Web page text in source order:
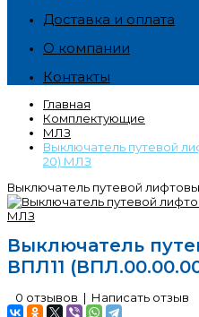
Доставка и оплата
О компании
Контакты
Главная
Комплектующие
МЛЗ
Выключатель путевой
20) МЛЗ
Выключатель путевой
Выключатель
ВПЛ11
0 отзывов | Написать отзыв